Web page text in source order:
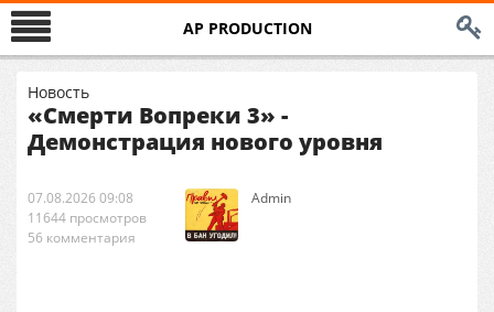
AP PRODUCTION
Новость
«Смерти Вопреки 3» -
Демонстрация нового уровня
07.08.2026 09:08
11644 просмотров
56 комментария
Аdmin